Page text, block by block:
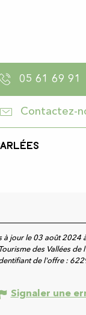
05 61 69 91
Contactez-
à jour le 03 août 2024
des Vallées de
de l'offre :
Signaler une